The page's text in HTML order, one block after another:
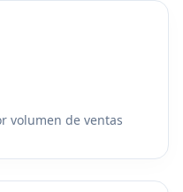
volumen de ventas